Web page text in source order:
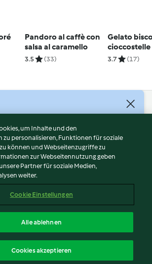
Pandoro al caffè con
salsa al caramello
3.5 (33)
Gelato
cioccostelle
3.7 (17)
um Inhalte und den
zu personalisieren, Funktionen für soziale
können und Webseitenzugriffe zu
zur Webseitennutzung geben
Partner für soziale Medien,
weiter.
Cookie Einstellungen
Alle ablehnen
Cookies akzeptieren